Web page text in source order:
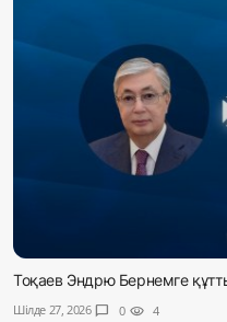
Тоқаев Эндрю Бернемге
Шілде 27, 2026 chat_bubble 0 visibility 4